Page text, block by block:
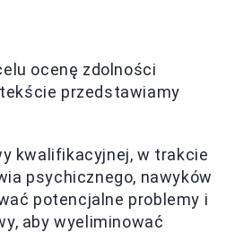
ocenę zdolności
przedstawiamy
kwalifikacyjnej, w trakcie
psychicznego, nawyków
potencjalne problemy i
aby wyeliminować